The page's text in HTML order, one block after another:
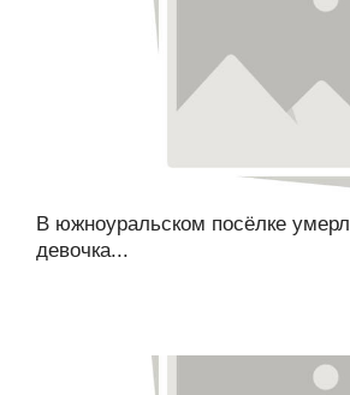
В южноуральском посёлке
девочка...